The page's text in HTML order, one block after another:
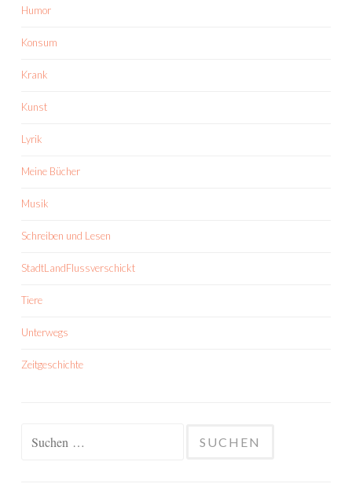
Humor
Konsum
Krank
Kunst
Lyrik
Meine Bücher
Musik
Schreiben und Lesen
StadtLandFlussverschickt
Tiere
Unterwegs
Zeitgeschichte